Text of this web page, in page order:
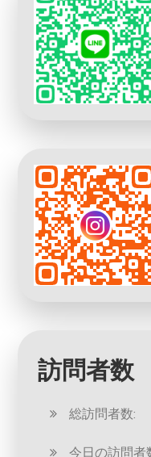
訪問者数
総訪問者数:
今日の訪問者